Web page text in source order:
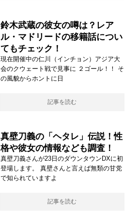
鈴木武蔵の彼女の噂は？レア
ル・マドリードの移籍話につい
てもチェック！
現在開催中の仁川（インチョン）アジア大
会のクウェート戦で見事に ２ゴール！！ そ
の風貌からホントに日
記事を読む
真壁刀義の「ヘタレ」伝説！性
格や彼女の情報なども調査！
真壁刀義さんが23日のダウンタウンDXに初
登場します。 真壁さんと言えば無類の甘党
で知られていますよ
記事を読む